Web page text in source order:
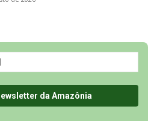
e RGPD
🌎 Español
©